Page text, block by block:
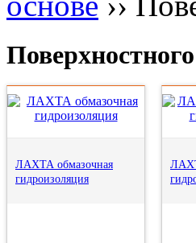
ЛАХТА обмазочная
гидроизоляция